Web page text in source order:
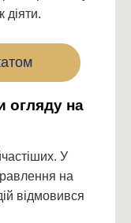
діяти.
огляду на
У
на
відмовився